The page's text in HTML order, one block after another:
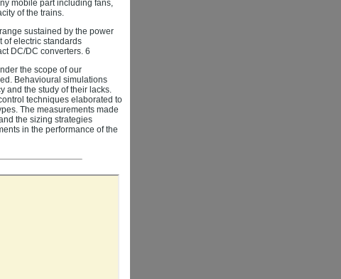
mobile part including fans,
of the trains.
sustained by the power
of electric standards
DC/DC converters. 6
the scope of our
Behavioural simulations
and the study of their lacks.
techniques elaborated to
The measurements made
the sizing strategies
in the performance of the